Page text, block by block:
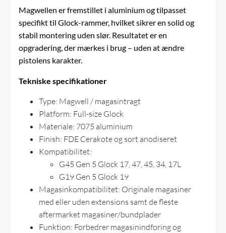
Magwellen er fremstillet i aluminium og tilpasset
specifikt til Glock-rammer, hvilket sikrer en solid og
stabil montering uden slør. Resultatet er en
opgradering, der mærkes i brug – uden at ændre
pistolens karakter.
Tekniske specifikationer
Type: Magwell / magasintragt
Platform: Full-size Glock
Materiale: 7075 aluminium
Finish: FDE Cerakote og sort anodiseret
Kompatibilitet:
G45 Gen 5 Glock 17, 47, 45, 34, 17L
G19 Gen 5 Glock 19
Magasinkompatibilitet: Originale magasiner
med eller uden extensions samt de fleste
aftermarket magasiner/bundplader
Funktion: Forbedrer magasinindføring og